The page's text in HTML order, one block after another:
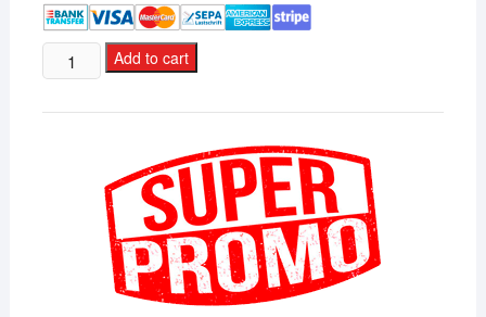
Microsoft
Windows
Add to cart